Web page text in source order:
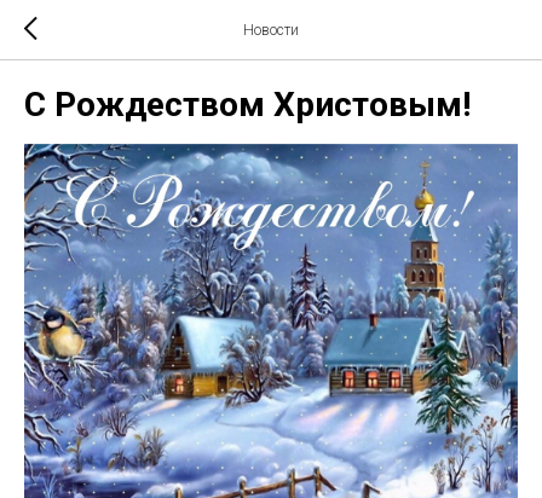
Новости
С Рождеством Христовым!